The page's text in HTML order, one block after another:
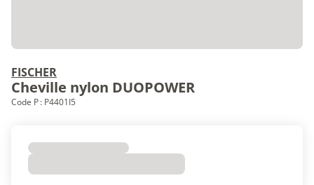
FISCHER
Cheville nylon DUOPOWER
Code P : P4401I5